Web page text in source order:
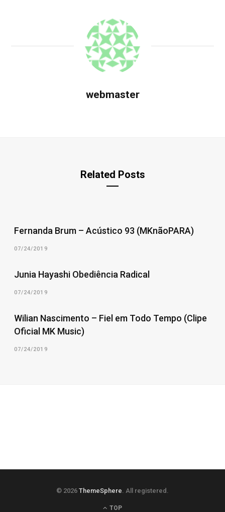
webmaster
Related Posts
Fernanda Brum – Acústico 93 (MKnãoPARA)
07/24/2019
Junia Hayashi Obediência Radical
07/24/2019
Wilian Nascimento – Fiel em Todo Tempo (Clipe
Oficial MK Music)
07/24/2019
© 2026 ThemeSphere . All registered.
TOP